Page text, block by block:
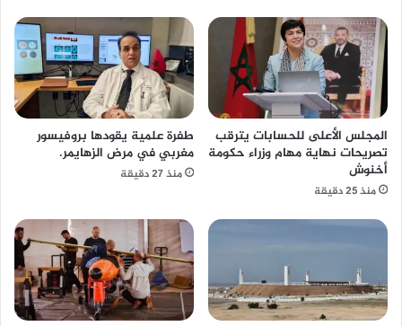
المجلس الأعلى للحسابات يترقب
تصريحات نهاية مهام وزراء حكومة
أخنوش
منذ 25 دقيقة
طفرة علمية يقودها بروفيسور
مغربي في مرض الزهايمر.
منذ 27 دقيقة